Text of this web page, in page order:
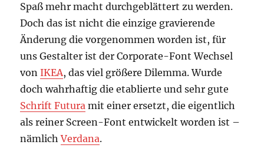
Spaß mehr macht durchgeblättert zu werden.
Doch das ist nicht die einzige gravierende
Änderung die vorgenommen worden ist, für
uns Gestalter ist der Corporate-Font Wechsel
vonIKEA, das viel größere Dilemma. Wurde
doch wahrhaftig die etablierte und sehr gute
Schrift Futura mit einer ersetzt, die eigentlich
als reiner Screen-Font entwickelt worden ist –
nämlichVerdana.